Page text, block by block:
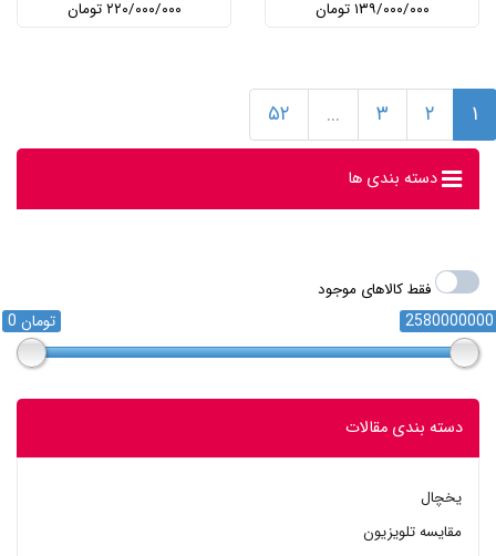
۱۳۹/۰۰۰/۰۰۰ تومان ۲۲۰/۰۰۰/۰۰۰ تومان
۱ ۲ ۳ ... ۵۲
دسته بندی ها
فقط کالاهای موجود
0 تومان
دسته بندی مقالات
یخچال
مقایسه تلویزیون